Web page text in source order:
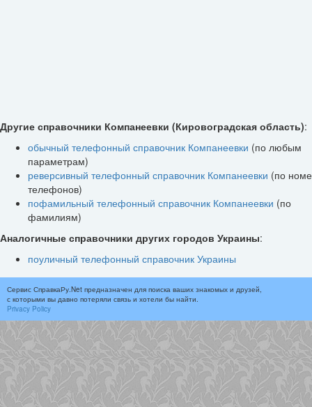
Другие справочники Компанеевки (Кировоградская область):
обычный телефонный справочник Компанеевки (по любым
параметрам)
реверсивный телефонный справочник Компанеевки (по
телефонов)
пофамильный телефонный справочник Компанеевки (по
фамилиям)
Аналогичные справочники других городов Украины:
поуличный телефонный справочник Украины
Сервис СправкаРу.Net предназначен для поиска ваших знакомых и друзей,
с которыми вы давно потеряли связь и хотели бы найти.
Privacy Policy